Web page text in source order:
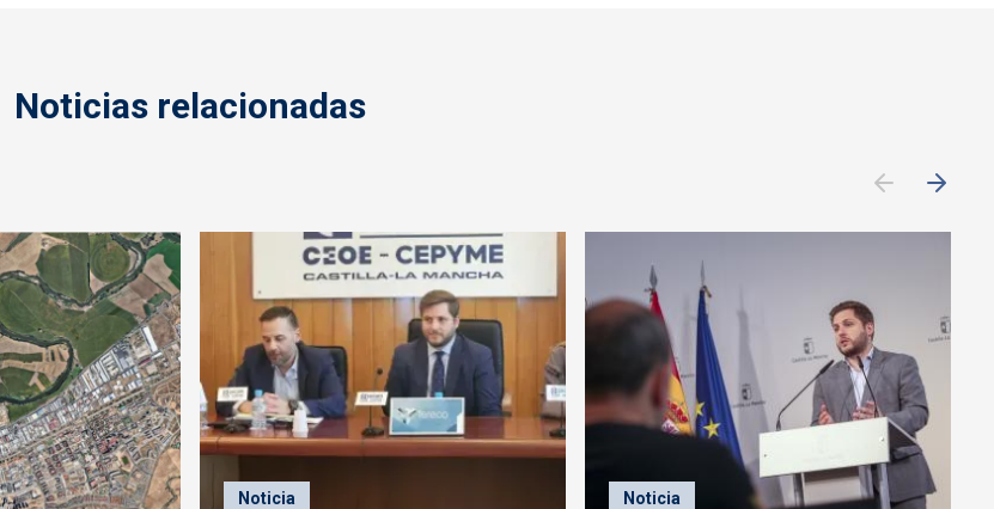
Noticias relacionadas
Noticia Noticia